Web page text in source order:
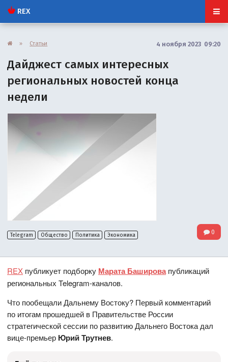
REX
» Статьи 4 ноября 2023 09:20
Дайджест самых интересных
региональных новостей конца
недели
Telegram Общество Политика Экономика 0
REX публикует подборку Марата Башировапубликаций
региональных Telegram-каналов.
Что пообещали Дальнему Востоку? Первый комментарий
по итогам прошедшей в Правительстве России
стратегической сессии по развитию Дальнего Востока дал
вице-премьер Юрий Трутнев.